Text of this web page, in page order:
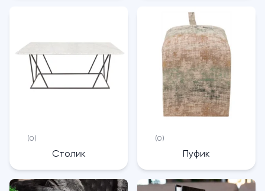
(0)
Столик
(0)
Пуфик